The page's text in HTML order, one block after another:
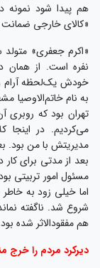
هم پیدا شود نمونه
«کالای خارجی ضمانت
نفره است. از همان
خودش یک‌لحظه آرام
به نام خاتم‌الاوصیا
تهران بود که
می‌کردیم. در
مدیریتش با من بود.
بعد از مدتی برای
مسئول امور تربیتی
اما خیلی زود به
شروع شد. ناگفته
هم مفقودالاثر شده
دیرکرد مردم را خرج